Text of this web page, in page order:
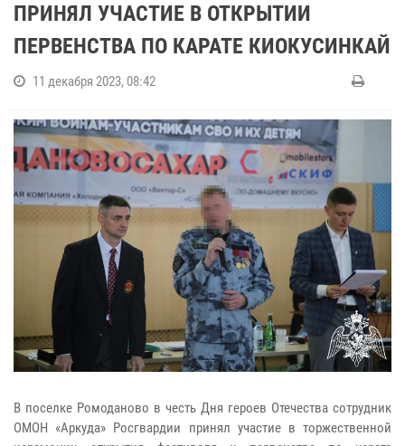
ПРИНЯЛ УЧАСТИЕ В ОТКРЫТИИ
ПЕРВЕНСТВА ПО КАРАТЕ КИОКУСИНКАЙ
11 декабря 2023, 08:42
В поселке Ромоданово в честь Дня героев Отечества сотрудник
ОМОН «Аркуда» Росгвардии принял участие в торжественной